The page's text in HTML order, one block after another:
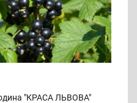
"КРАСА ЛЬВОВА"